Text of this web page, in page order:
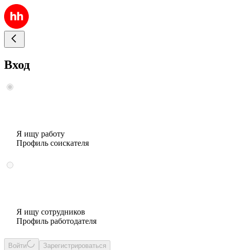
Вход
Я ищу работу
Профиль соискателя
Я ищу сотрудников
Профиль работодателя
Войти Зарегистрироваться